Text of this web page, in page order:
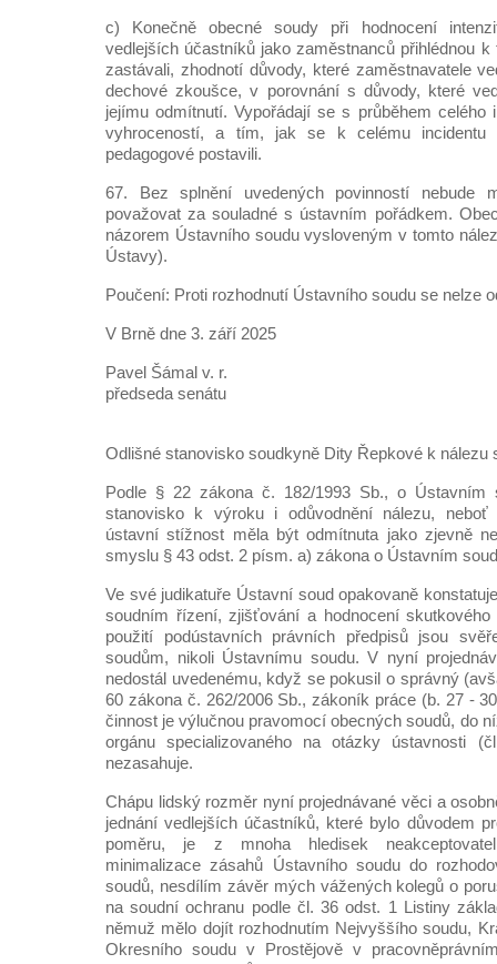
c) Konečně obecné soudy při hodnocení
vedlejších účastníků jako zaměstnanců přihlédnou k
zastávali, zhodnotí důvody, které zaměstnavatele
dechové zkoušce, v porovnání s důvody, které
jejímu odmítnutí. Vypořádají se s průběhem celého
vyhroceností, a tím, jak se k celému incidentu
pedagogové postavili.
67. Bez splnění uvedených povinností nebude
považovat za souladné s ústavním pořádkem.
názorem Ústavního soudu vysloveným v tomto
Ústavy).
Poučení: Proti rozhodnutí Ústavního soudu se nelze
V Brně dne 3. září 2025
Pavel Šámal v. r.
předseda senátu
Odlišné stanovisko soudkyně Dity Řepkové k nálezu
Podle § 22 zákona č. 182/1993 Sb., o Ústavním
stanovisko k výroku i odůvodnění nálezu, neboť
ústavní stížnost měla být odmítnuta jako zjevně
smyslu § 43 odst. 2 písm. a) zákona o Ústavním
Ve své judikatuře Ústavní soud opakovaně
soudním řízení, zjišťování a hodnocení
použití podústavních právních předpisů jsou
soudům, nikoli Ústavnímu soudu. V nyní
nedostál uvedenému, když se pokusil o správný
60 zákona č. 262/2006 Sb., zákoník práce (b. 27 -
činnost je výlučnou pravomocí obecných soudů, do
orgánu specializovaného na otázky ústavnosti
nezasahuje.
Chápu lidský rozměr nyní projednávané věci a
jednání vedlejších účastníků, které bylo důvodem
poměru, je z mnoha hledisek
minimalizace zásahů Ústavního soudu do
soudů, nesdílím závěr mých vážených kolegů o
na soudní ochranu podle čl. 36 odst. 1 Listiny
němuž mělo dojít rozhodnutím Nejvyššího soudu,
Okresního soudu v Prostějově v